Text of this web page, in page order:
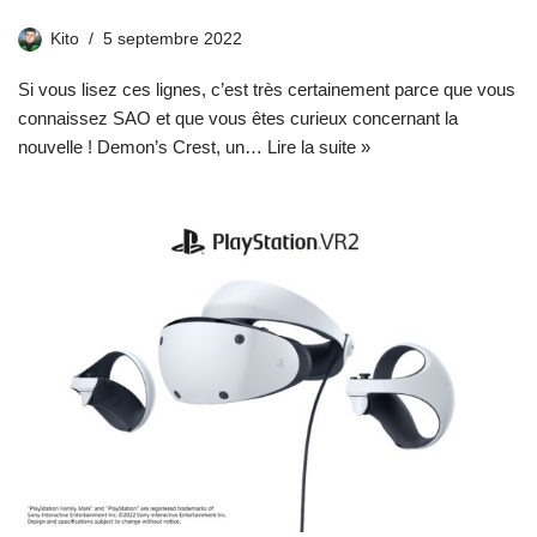
Kito 5 septembre 2022
Si vous lisez ces lignes, c’est très certainement parce que vous
connaissez SAO et que vous êtes curieux concernant la
nouvelle ! Demon’s Crest, un… Lire la suite »